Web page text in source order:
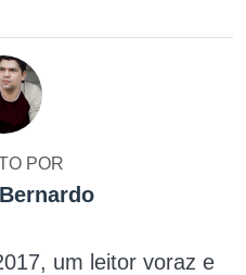
POR
um leitor voraz e